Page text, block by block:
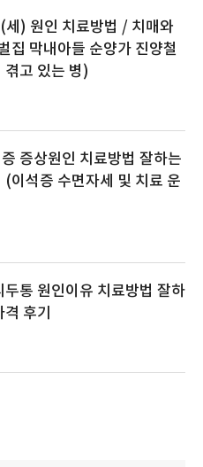
) 원인 치료방법 / 치매와
집 막내아들 순양가 진양철
겪고 있는 병)
증상원인 치료방법 잘하는
(이석증 수면자세 및 치료 운
두통 원인이유 치료방법 잘하
후기